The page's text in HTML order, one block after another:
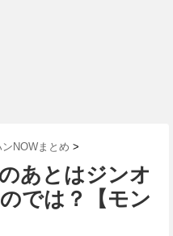
ンNOWまとめ >
あとはジンオ
では？【モン